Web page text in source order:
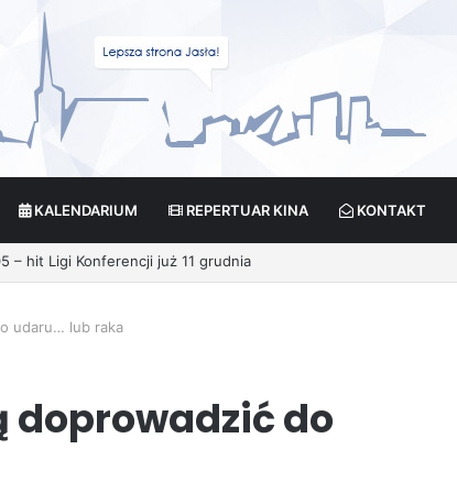
KALENDARIUM REPERTUAR KINA KONTAKT
udaru… lub raka
doprowadzić do